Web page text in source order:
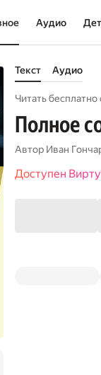
Аудио
Текст Аудио
Читать бесплатно
Полное
Автор Иван
Доступен